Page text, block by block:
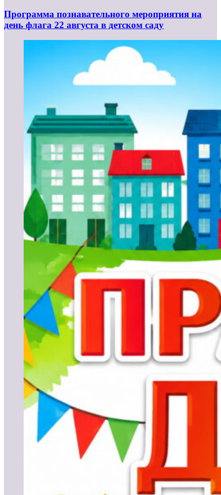
Программа познавательного мероприятия на
день флага 22 августа в детском саду